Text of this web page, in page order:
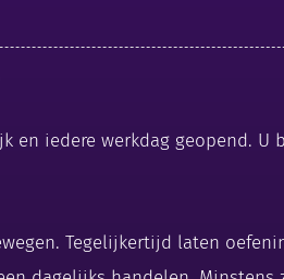
iedere werkdag geopend. U
Tegelijkertijd laten